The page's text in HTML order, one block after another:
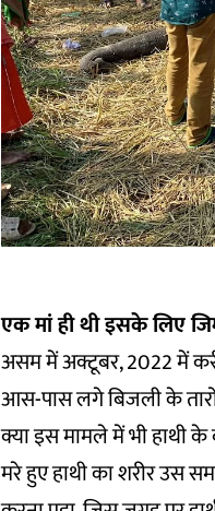
एक मां ही थी इसके लिए
असम में अक्टूबर, 2022 में
आस-पास लगे बिजली के
क्या इस मामले में भी हाथी
मरे हुए हाथी का शरीर उस